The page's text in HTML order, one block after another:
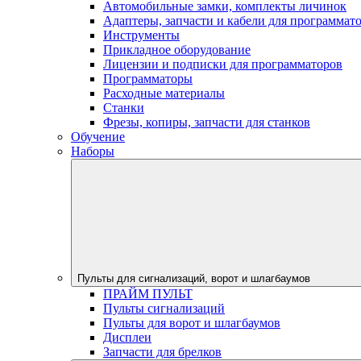
Автомобильные замки, комплекты личинок
Адаптеры, запчасти и кабели для
Инструменты
Прикладное оборудование
Лицензии и подписки для программаторов
Программаторы
Расходные материалы
Станки
Фрезы, копиры, запчасти для станков
Обучение
Наборы
Пульты для сигнализаций, ворот и шлагбаумов
ПРАЙМ ПУЛЬТ
Пульты сигнализаций
Пульты для ворот и шлагбаумов
Дисплеи
Запчасти для брелков